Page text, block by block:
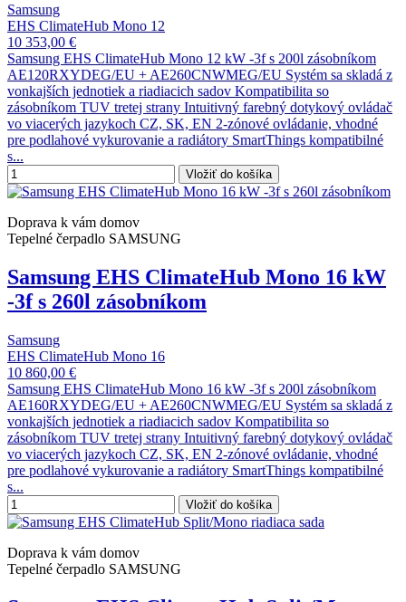
Samsung
EHS ClimateHub Mono 12
10 353,00 €
Samsung EHS ClimateHub Mono 12 kW -3f s 200l zásobníkom
AE120RXYDEG/EU + AE260CNWMEG/EU Systém sa skladá z
vonkajších jednotiek a riadiacich sadov Kompatibilita so
zásobníkom TUV tretej strany Intuitivný farebný dotykový ovládač
vo viacerých jazykoch CZ, SK, EN 2-zónové ovládanie, vhodné
pre podlahové vykurovanie a radiátory SmartThings kompatibilné
s...
Vložiť do košíka
Doprava k vám domov
Tepelné čerpadlo SAMSUNG
Samsung EHS ClimateHub Mono 16 kW
-3f s 260l zásobníkom
Samsung
EHS ClimateHub Mono 16
10 860,00 €
Samsung EHS ClimateHub Mono 16 kW -3f s 200l zásobníkom
AE160RXYDEG/EU + AE260CNWMEG/EU Systém sa skladá z
vonkajších jednotiek a riadiacich sadov Kompatibilita so
zásobníkom TUV tretej strany Intuitivný farebný dotykový ovládač
vo viacerých jazykoch CZ, SK, EN 2-zónové ovládanie, vhodné
pre podlahové vykurovanie a radiátory SmartThings kompatibilné
s...
Vložiť do košíka
Doprava k vám domov
Tepelné čerpadlo SAMSUNG